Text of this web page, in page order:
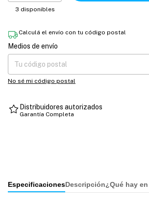
3 disponibles
Calculá el envío con tu código postal
Entregas para el CP:
Medios de envío
No sé mi código postal
Distribuidores autorizados
Garantía Completa
EspecificacionesDescripción¿Qué hay